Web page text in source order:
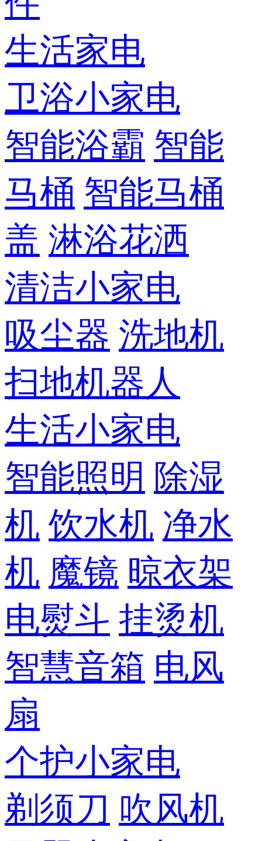
生活家电
卫浴小家电
智能浴霸 智能
马桶 智能马桶
盖 淋浴花洒
清洁小家电
吸尘器 洗地机
扫地机器人
生活小家电
智能照明 除湿
机 饮水机 净水
机 魔镜 晾衣架
电熨斗 挂烫机
智慧音箱 电风
扇
个护小家电
剃须刀 吹风机